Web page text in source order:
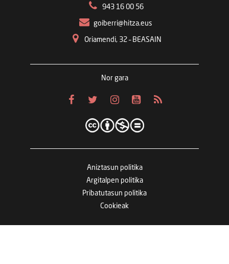
943 16 00 56
goiberri@hitza.eus
Oriamendi, 32 – BEASAIN
Nor gara
Aniztasun politika
Argitalpen politika
Pribatutasun politika
Cookieak